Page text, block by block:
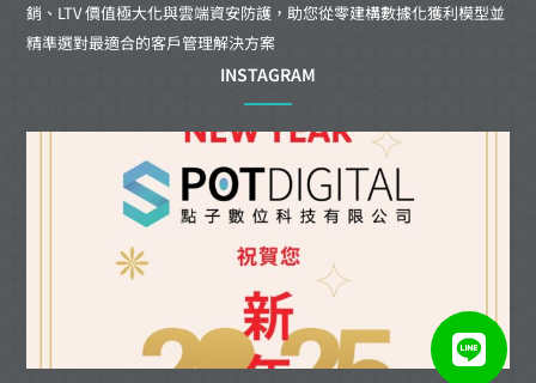
銷、LTV 價值極大化與雲端資安防護，助您從零建構數據化獲利模型並
精準選對最適合的客戶管理解決方案
INSTAGRAM